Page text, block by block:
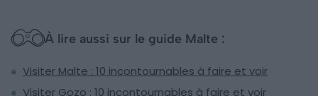
À lire aussi sur le guide Malte :
Visiter Malte : 10 incontournables à faire et voir
Visiter Gozo : 10 incontournables à faire et voir